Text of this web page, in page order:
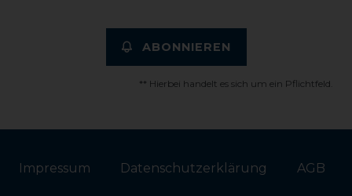
ABONNIEREN
** Hierbei handelt es sich um ein Pflichtfeld.
Impressum Daten­schutz­erklärung AGB